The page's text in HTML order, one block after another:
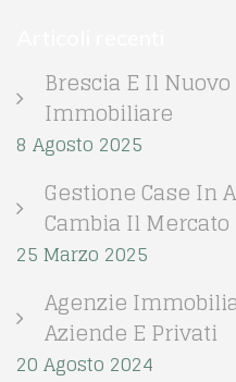
Brescia E Il
Immobiliare
8 Agosto 2025
Gestione Case In
Cambia Il Mercato
25 Marzo 2025
Agenzie
Aziende E Privati
20 Agosto 2024